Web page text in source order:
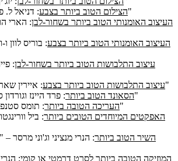
הצילום הטוב ביותר בצבע: דניאל ל. פאפ – "סיפור הפרברים"
העיצוב האומנותי הטוב ביותר בשחור-לבן: הארי
העיצוב האומנותי הטוב ביותר בצבע: בוריס לוון
עיצוב התלבושות הטוב ביותר בשחור-לבן:
עיצוב התלבושות הטוב ביותר בצבע: איירין שאראף – "סיפור הפרברים"
הסאונד הטוב ביותר: פרד היינז וגורדון סויר – "סיפור הפרברים"
העריכה הטובה ביותר: תומס סטנפורד – "סיפור הפרברים"
האפקטים המיוחדים הטובים ביותר: ביל
השיר הטוב ביותר: הנרי מנציני וג'וני מרסר
המוזיקה הטובה ביותר לסרט דרמטי או קומי: